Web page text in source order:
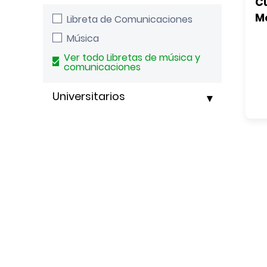
Libreta de Comunicaciones
Música
Ver todo Libretas de música y
comunicaciones
Universitarios